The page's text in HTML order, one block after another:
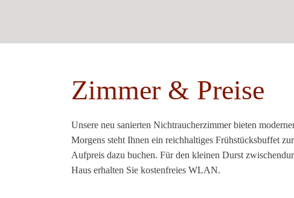
Zimmer & Preise
Unsere neu sanierten Nichtraucherzimmer bieten
Morgens steht Ihnen ein reichhaltiges Frühstücksbuffet
Aufpreis dazu buchen. Für den kleinen Durst
Haus erhalten Sie kostenfreies WLAN.